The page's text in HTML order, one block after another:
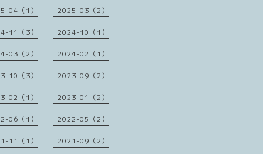
04（1） 2025-03（2）
11（3） 2024-10（1）
03（2） 2024-02（1）
10（3） 2023-09（2）
02（1） 2023-01（2）
06（1） 2022-05（2）
11（1） 2021-09（2）